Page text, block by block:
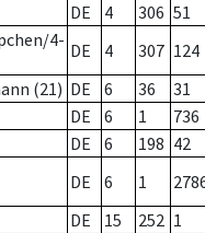
DE 4 306 51
4- DE 4 307 124
(21) DE 6 36 31
DE 6 1 736
DE 6 198 42
DE 6 1
DE 15 252 1